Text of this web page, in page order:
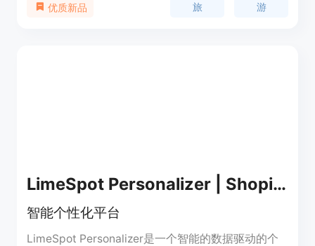
议，帮助用户规划理想的旅行体验。它能轻松管理所
优质新品 旅 游
LimeSpot Personalizer | Shopify App Store
智能个性化平台
LimeSpot Personalizer是一个智能的数据驱动的个